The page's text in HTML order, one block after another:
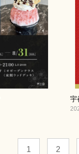
宇
1 2